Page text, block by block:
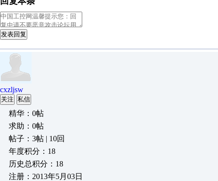
发表回复
cxzljsw
关注 私信
精华：0帖
求助：0帖
帖子：3帖 | 10回
年度积分：18
历史总积分：18
注册：2013年5月03日